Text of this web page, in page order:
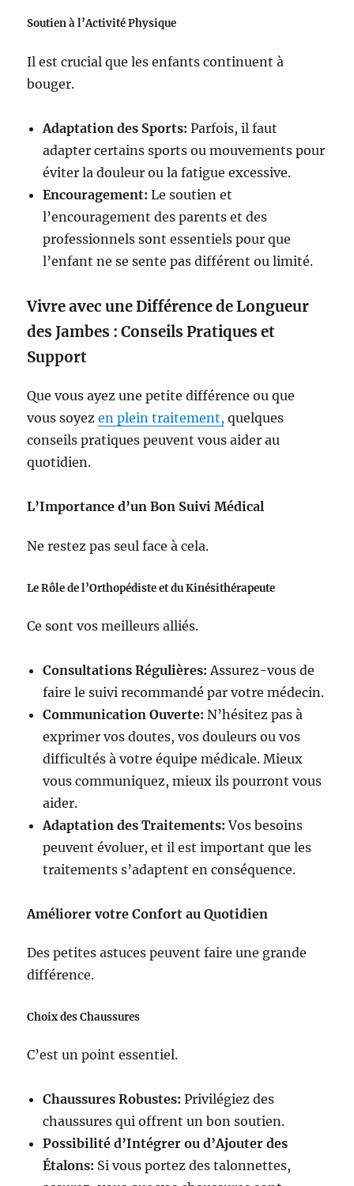
Soutien à l’Activité Physique
Il est crucial que les enfants continuent à
bouger.
Adaptation des Sports: Parfois, il faut
adapter certains sports ou mouvements pour
éviter la douleur ou la fatigue excessive.
Encouragement: Le soutien et
l’encouragement des parents et des
professionnels sont essentiels pour que
l’enfant ne se sente pas différent ou limité.
Vivre avec une Différence de Longueur
des Jambes : Conseils Pratiques et
Support
Que vous ayez une petite différence ou que
vous soyezen plein traitement, quelques
conseils pratiques peuvent vous aider au
quotidien.
L’Importance d’un Bon Suivi Médical
Ne restez pas seul face à cela.
Le Rôle de l’Orthopédiste et du Kinésithérapeute
Ce sont vos meilleurs alliés.
Consultations Régulières: Assurez-vous de
faire le suivi recommandé par votre médecin.
Communication Ouverte: N’hésitez pas à
exprimer vos doutes, vos douleurs ou vos
difficultés à votre équipe médicale. Mieux
vous communiquez, mieux ils pourront vous
aider.
Adaptation des Traitements: Vos besoins
peuvent évoluer, et il est important que les
traitements s’adaptent en conséquence.
Améliorer votre Confort au Quotidien
Des petites astuces peuvent faire une grande
différence.
Choix des Chaussures
C’est un point essentiel.
Chaussures Robustes: Privilégiez des
chaussures qui offrent un bon soutien.
Possibilité d’Intégrer ou d’Ajouter des
Étalons: Si vous portez des talonnettes,